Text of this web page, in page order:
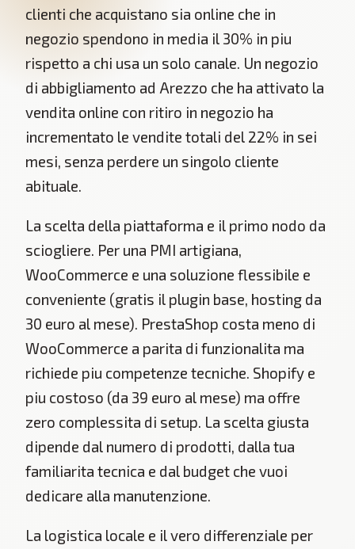
clienti che acquistano sia online che in
negozio spendono in media il 30% in piu
rispetto a chi usa un solo canale. Un negozio
di abbigliamento ad Arezzo che ha attivato la
vendita online con ritiro in negozio ha
incrementato le vendite totali del 22% in sei
mesi, senza perdere un singolo cliente
abituale.
La scelta della piattaforma e il primo nodo da
sciogliere. Per una PMI artigiana,
WooCommerce e una soluzione flessibile e
conveniente (gratis il plugin base, hosting da
30 euro al mese). PrestaShop costa meno di
WooCommerce a parita di funzionalita ma
richiede piu competenze tecniche. Shopify e
piu costoso (da 39 euro al mese) ma offre
zero complessita di setup. La scelta giusta
dipende dal numero di prodotti, dalla tua
familiarita tecnica e dal budget che vuoi
dedicare alla manutenzione.
La logistica locale e il vero differenziale per